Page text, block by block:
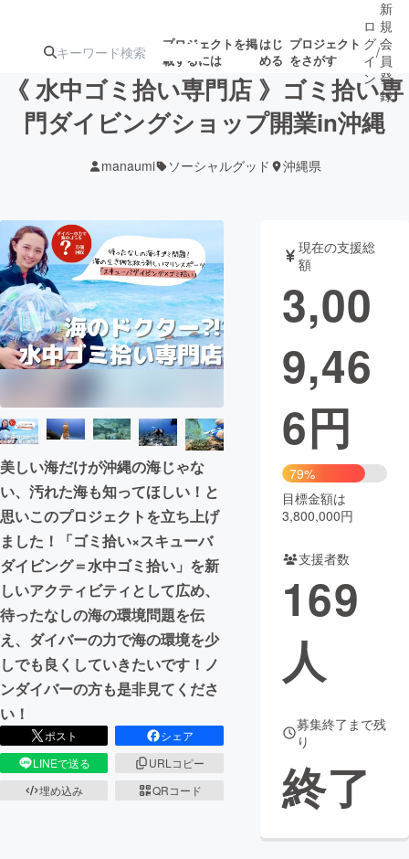
プロジェクトを掲
載するには
はじ
める
プロジェクト
をさがす
ターン
ジェクト
募集終了が近いプ
ロジェクト
アート・写真 音楽
テクノロジー・ガジェット ゲーム・サ
映像・映画
まちづくり・地域活性化
CAMPFIRE for Social Good
CAMPFIRE Creation
CAMPFIREふるさと納税machi-ya コミュニティ
ロ
グ
イ
ン
/
新
規
会
員
登
録
《 水中ゴミ拾い専門店 》ゴミ拾い専
門ダイビングショップ開業in沖縄
manaumi ソーシャルグッド 沖縄県
美しい海だけが沖縄の海じゃな
い、汚れた海も知ってほしい！と
思いこのプロジェクトを立ち上げ
ました！「ゴミ拾い×スキューバ
ダイビング＝水中ゴミ拾い」を新
しいアクティビティとして広め、
待ったなしの海の環境問題を伝
え、ダイバーの力で海の環境を少
しでも良くしていきたいです！ノ
ンダイバーの方も是非見てくださ
い！
ポスト
シェア
LINEで送る
URLコピー
埋め込み
QRコード
現在の支援総
額
3,00
9,46
6円
79%
目標金額は
3,800,000円
支援者数
169
人
募集終了まで残
り
終了